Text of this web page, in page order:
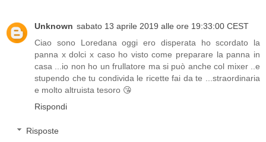
Unknown sabato 13 aprile 2019 alle ore 19:33:00 CEST
Ciao sono Loredana oggi ero disperata ho scordato la
panna x dolci x caso ho visto come preparare la panna in
casa ...io non ho un frullatore ma si può anche col mixer ..e
stupendo che tu condivida le ricette fai da te ...straordinaria
e molto altruista tesoro 😘
Rispondi
Risposte